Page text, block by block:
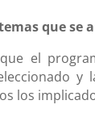
que se
el
los